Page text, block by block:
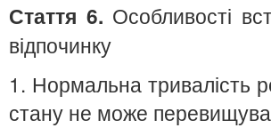
Стаття 6. Особливості
відпочинку
1. Нормальна тривалість
стану не може